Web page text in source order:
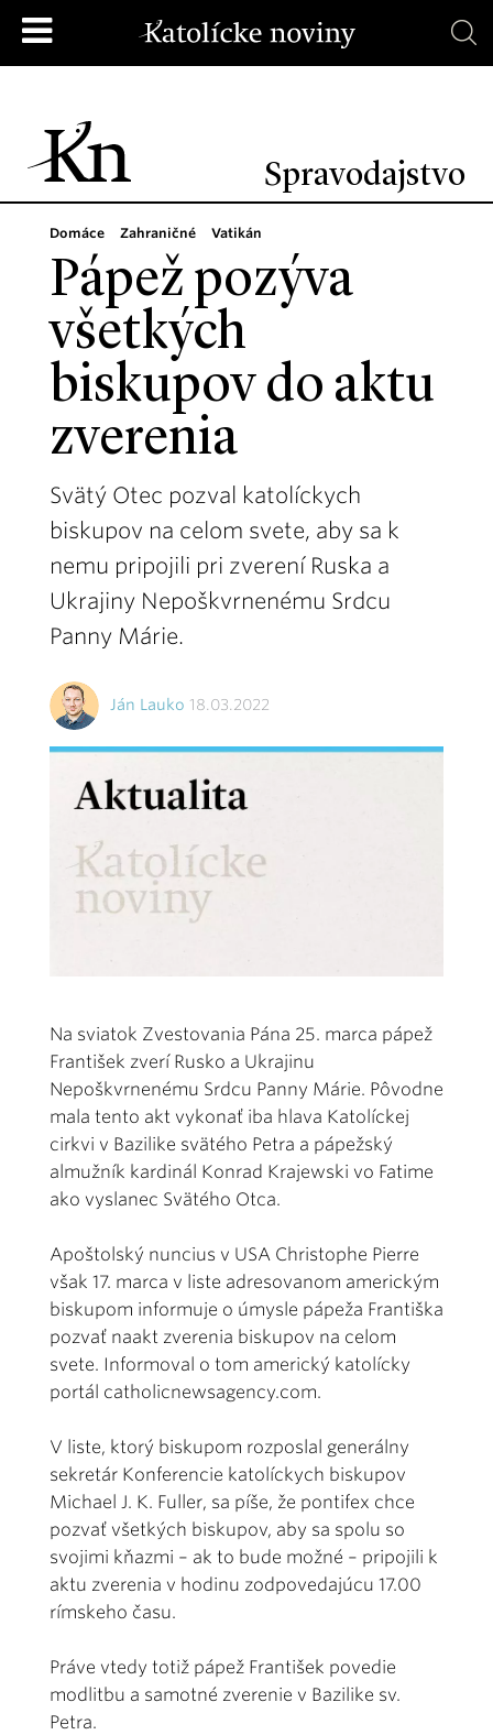
Spravodajstvo
Domáce Zahraničné Vatikán
Pápež pozýva
všetkých
biskupov do aktu
zverenia
Svätý Otec pozval katolíckych
biskupov na celom svete, aby sa k
nemu pripojili pri zverení Ruska a
Ukrajiny Nepoškvrnenému Srdcu
Panny Márie.
Ján Lauko 18.03.2022
Na sviatok Zvestovania Pána 25. marca pápež
František zverí Rusko a Ukrajinu
Nepoškvrnenému Srdcu Panny Márie. Pôvodne
mala tento akt vykonať iba hlava Katolíckej
cirkvi v Bazilike svätého Petra a pápežský
almužník kardinál Konrad Krajewski vo Fatime
ako vyslanec Svätého Otca.
Apoštolský nuncius v USA Christophe Pierre
však 17. marca v liste adresovanom americkým
biskupom informuje o úmysle pápeža Františka
pozvať naakt zverenia biskupov na celom
svete. Informoval o tom americký katolícky
portál catholicnewsagency.com.
V liste, ktorý biskupom rozposlal generálny
sekretár Konferencie katolíckych biskupov
Michael J. K. Fuller, sa píše, že pontifex chce
pozvať všetkých biskupov, aby sa spolu so
svojimi kňazmi – ak to bude možné – pripojili k
aktu zverenia v hodinu zodpovedajúcu 17.00
rímskeho času.
Práve vtedy totiž pápež František povedie
modlitbu a samotné zverenie v Bazilike sv.
Petra.